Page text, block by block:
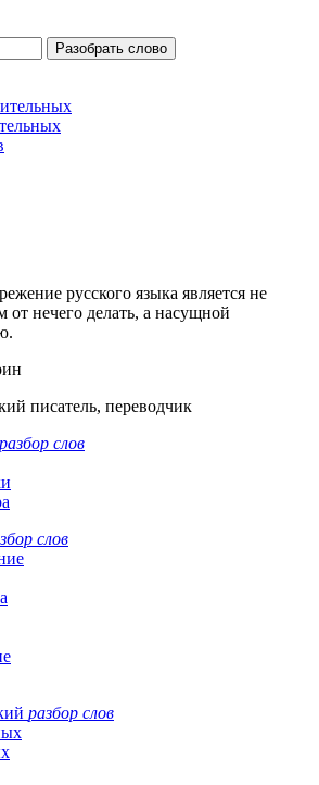
Разобрать слово
русского языка является не
от нечего делать, а насущной
писатель, переводчик
разбор слов
слов
разбор слов